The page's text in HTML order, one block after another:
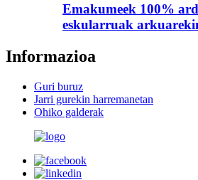
Emakumeek 100%
eskularruak
Informazioa
Guri buruz
Jarri gurekin harremanetan
Ohiko galderak